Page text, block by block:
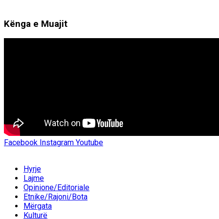
Kënga e Muajit
Facebook Instagram Youtube
Hyrje
Lajme
Opinione/Editoriale
Etnike/Rajoni/Bota
Mërgata
Kulturë